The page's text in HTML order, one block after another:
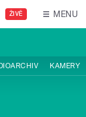
ŽIVĚ MENU
KAMERY